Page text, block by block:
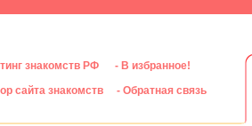
знакомств РФ
- В избранное!
сайта знакомств
- Обратная связь